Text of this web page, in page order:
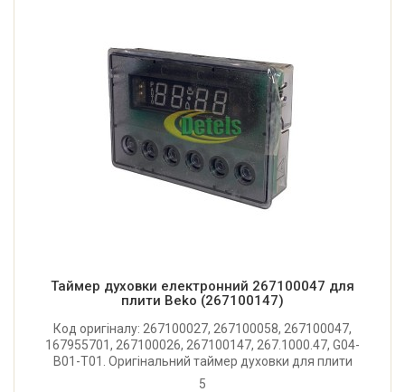
Таймер духовки електронний 267100047 для
плити Beko (267100147)
Код оригіналу: 267100027, 267100058, 267100047,
167955701, 267100026, 267100147, 267.1000.47, G04-
B01-T01. Оригінальний таймер духовки для плити
Beko.
5